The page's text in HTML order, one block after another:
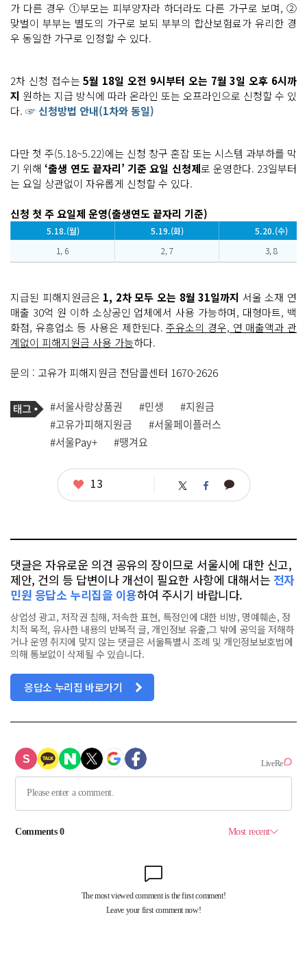
가 다른 경우 ①부모는 피부양자라 하더라도 다른 가구로 보며, ②
맞벌이 부부는 별도의 가구로 보되 부부의 합산보험료가 유리한 경
우 동일한 가구로 인정할 수 있다.
2차 신청 접수는5월 18일 오전 9시부터 오는 7월 3일 오후 6시까
지 원하는 지급 방식에 따라 온라인 또는 오프라인으로 신청할 수 있
다. ☞ 신청방법 안내(1차와 동일)
다만 첫 주(5.18~5.22)에는 신청 창구 혼잡 또는 시스템 과부하를 막
기 위해 ‘출생 연도 끝자리’ 기준 요일 신청제로 운영한다. 23일부터
는 요일 상관없이 자유롭게 신청할 수 있다.
신청 첫 주 요일제 운영(출생연도 끝자리 기준)
5.18.(월) 5.19.(화)
5.20.(수)
1, 6
2, 7 3, 8
지급된 피해지원금은 1, 2차 모두 오는 8월 31일까지 서울 소재 연
매출 30억 원 이하 소상공인 업체에서 사용 가능하며, 대형마트, 백
화점, 유흥업소 등 사용은 제한된다.주유소의 경우, 연 매출액과 관
계없이 피해지원금 사용 가능하다.
문의 : 고유가 피해지원금 전담콜센터 1670-2626
기
사
관
련
태
태
그
#서울사랑상품권 #민생
#지원금
#고유가피해지원금
#서울페이플러스
#서울Pay+
#땡겨요
좋
13 트 페 카
댓글은 자유로운 의견 공유의 장이므로 서울시에 대한 신고,
제안, 건의 등 답변이나 개선이 필요한 사항에 대해서는 전자
민원 응답소 누리집을 이용하여 주시기 바랍니다.
상업성 광고, 저작권 침해, 저속한 표현, 특정인에 대한 비방, 명예훼손, 정
치적 목적, 유사한 내용의 반복적 글, 개인정보 유출,그 밖에 공익을 저해하
거나 운영 취지에 맞지 않는 댓글은 서울특별시 조례 및 개인정보보호법에
의해 통보없이 삭제될 수 있습니다.
응답소 누리집 바로가기